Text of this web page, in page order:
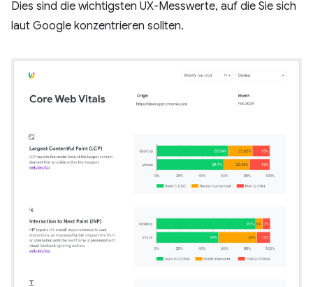
Dies sind die wichtigsten UX-Messwerte, auf die Sie sich
laut Google konzentrieren sollten.